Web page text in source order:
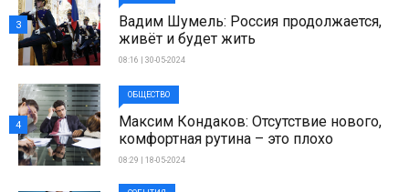
Вадим Шумель: Россия продолжается,
живёт и будет жить
08:16 | 30-05-2024
3
ОБЩЕСТВО
Максим Кондаков: Отсутствие нового,
комфортная рутина – это плохо
08:29 | 18-05-2024
4